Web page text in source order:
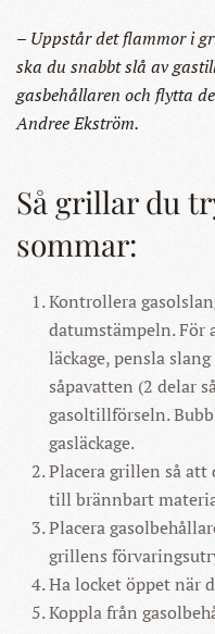
– Uppstår det flammor i
ska du snabbt slå av
gasbehållaren och flytta
Andree Ekström.
Så grillar du
sommar:
Kontrollera
datumstämpeln.
läckage, pensla
såpavatten (2 delar
gasoltillförseln.
gasläckage.
Placera grillen så
till brännbart
Placera
grillens
Ha locket öppet när
Koppla från